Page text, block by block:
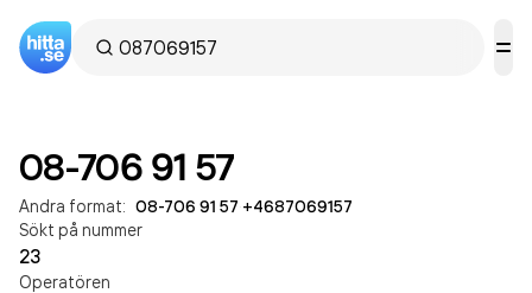
08-706 91 57
Andra format: 08-706 91 57 +4687069157
Sökt på nummer
23
Operatören